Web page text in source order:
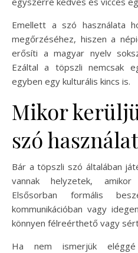
Emellett a szó használata
megőrzéséhez, hiszen a
erősíti a magyar nyelv
Ezáltal a töpszli nemcsak
egyben egy kulturális kincs is.
Mikor
szó
Bár a töpszli szó általában
vannak helyzetek,
Elsősorban formális
kommunikációban vagy
könnyen félreérthető vagy
Ha nem ismerjük eléggé